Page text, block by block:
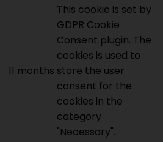
11 months
This cookie is set by
GDPR Cookie
Consent plugin. The
cookies is used to
store the user
consent for the
cookies in the
category
"Necessary".